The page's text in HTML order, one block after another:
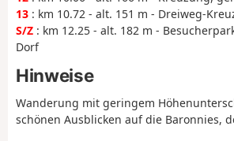
13 : km 10.72 - alt. 151 m - Dreiweg-
S/Z : km 12.25 - alt. 182 m -
Dorf
Hinweise
Wanderung mit geringem
schönen Ausblicken auf die Baronnies,